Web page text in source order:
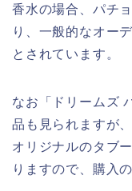
香水の場合、パチ
り、一般的なオー
とされています。
なお「ドリームズ
品も見られますが
オリジナルのタブ
りますので、購入